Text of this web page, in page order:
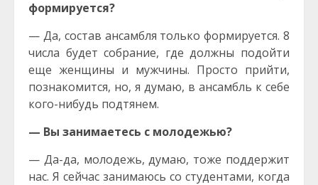
формируется?
— Да, состав ансамбля только формируется. 8
числа будет собрание, где должны подойти
еще женщины и мужчины. Просто прийти,
познакомится, но, я думаю, в ансамбль к себе
кого-нибудь подтянем.
— Вы занимаетесь с молодежью?
— Да-да, молодежь, думаю, тоже поддержит
нас. Я сейчас занимаюсь со студентами, когда